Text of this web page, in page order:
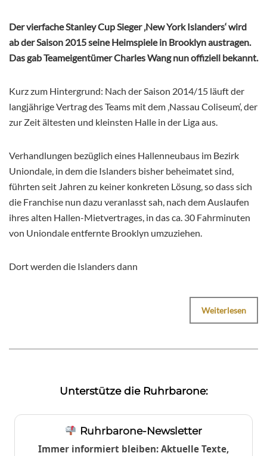
Der vierfache Stanley Cup Sieger ‚New York Islanders‘ wird
ab der Saison 2015 seine Heimspiele in Brooklyn austragen.
Das gab Teameigentümer Charles Wang nun offiziell bekannt.
Kurz zum Hintergrund: Nach der Saison 2014/15 läuft der
langjährige Vertrag des Teams mit dem ‚Nassau Coliseum‘, der
zur Zeit ältesten und kleinsten Halle in der Liga aus.
Verhandlungen bezüglich eines Hallenneubaus im Bezirk
Uniondale, in dem die Islanders bisher beheimatet sind,
führten seit Jahren zu keiner konkreten Lösung, so dass sich
die Franchise nun dazu veranlasst sah, nach dem Auslaufen
ihres alten Hallen-Mietvertrages, in das ca. 30 Fahrminuten
von Uniondale entfernte Brooklyn umzuziehen.
Dort werden die Islanders dann
Weiterlesen
Unterstütze die Ruhrbarone:
Ruhrbarone-Newsletter
Immer informiert bleiben: Aktuelle Texte,